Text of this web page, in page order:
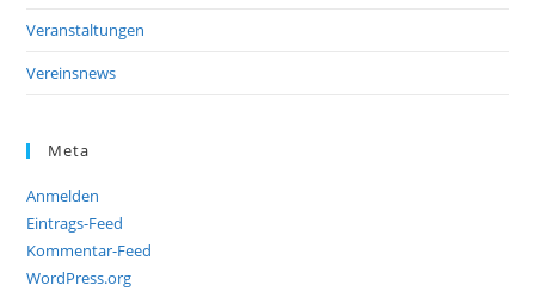
Veranstaltungen
Vereinsnews
Meta
Anmelden
Eintrags-Feed
Kommentar-Feed
WordPress.org